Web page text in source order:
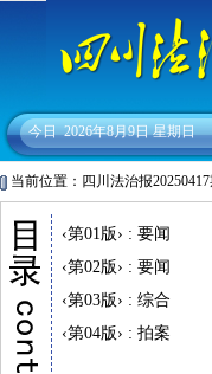
今日 2026年8月9日 星期日
当前位置：四川法治报
‹第01版› : 要闻
‹第02版› : 要闻
‹第03版› : 综合
‹第04版› : 拍案